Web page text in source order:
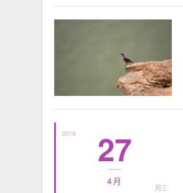
2016 27
4月
周三